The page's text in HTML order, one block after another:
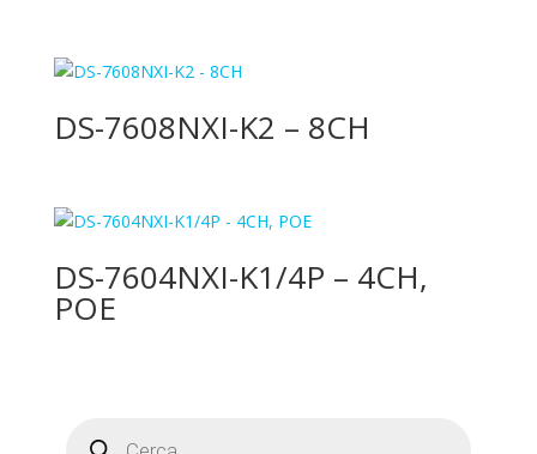
DS-7608NXI-K2 – 8CH
DS-7604NXI-K1/4P – 4CH,
POE
search